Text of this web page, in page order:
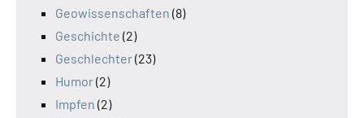
Geowissenschaften (8)
Geschichte (2)
Geschlechter(23)
Humor(2)
Impfen (2)